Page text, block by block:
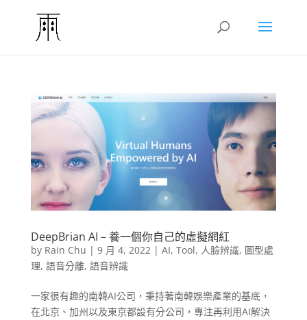
DeepBrian AI – 養一個你自己的虛擬網紅
by Rain Chu | 9 月 4, 2022| AI, Tool, 人臉辨識, 圖型處
理, 語音分離, 語音辨識
一家很有趣的南韓AI公司，秉持著南韓娛樂產業的基底，
在北京、加州以及東京都設有分公司，專注再利用AI解決